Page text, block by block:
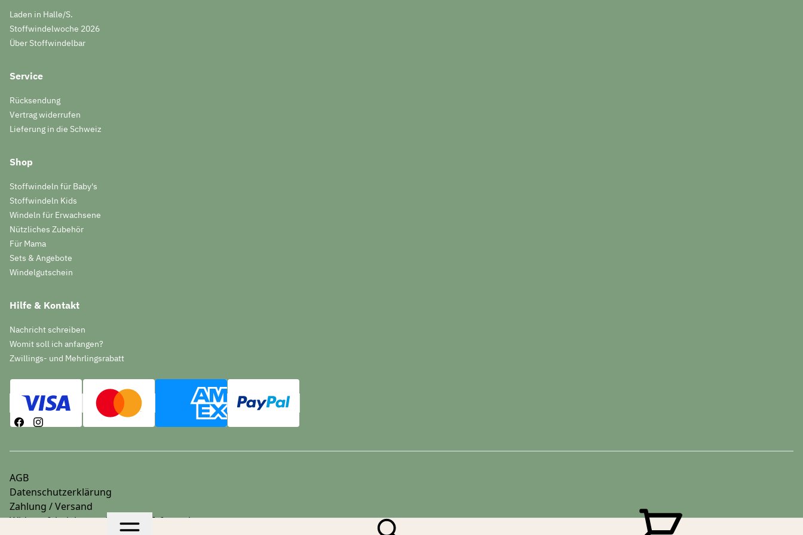
Laden in Halle/S.
Stoffwindelwoche 2026
Über Stoffwindelbar
Service
Rücksendung
Vertrag widerrufen
Lieferung in die Schweiz
Shop
Stoffwindeln für Baby's
Stoffwindeln Kids
Windeln für Erwachsene
Nützliches Zubehör
Für Mama
Sets & Angebote
Windelgutschein
Hilfe & Kontakt
Nachricht schreiben
Womit soll ich anfangen?
Zwillings- und Mehrlingsrabatt
AGB
Datenschutzerklärung
Zahlung / Versand
Widerrufsbelehrung & Widerrufsformular